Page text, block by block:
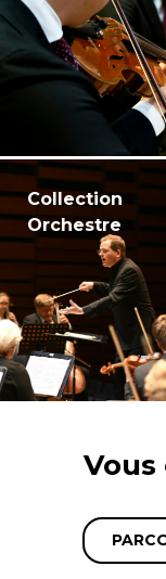
Collection
Orchestre
Vous